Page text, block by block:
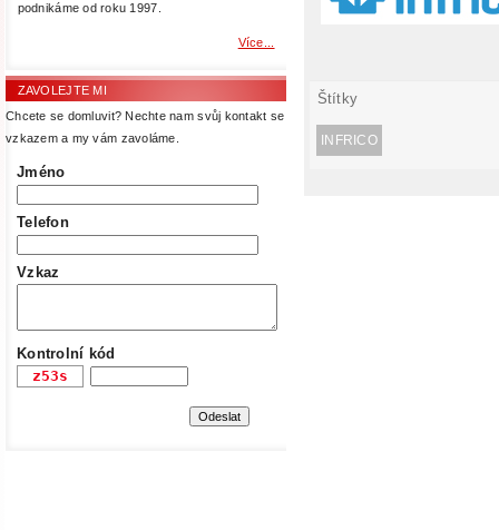
podnikáme od roku 1997.
Více...
ZAVOLEJTE MI
Chcete se domluvit? Nechte nam svůj kontakt se
vzkazem a my vám zavoláme.
Jméno
Telefon
Vzkaz
Kontrolní kód
Štítky
INFRICO